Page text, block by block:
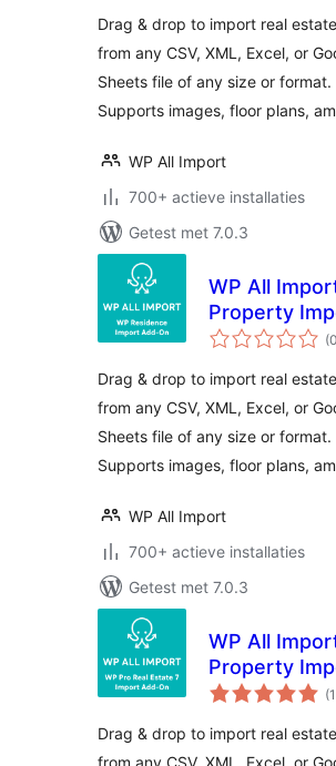
Drag & drop to import real
from any CSV, XML, Excel, or
Sheets file of any size or format.
Supports images, floor plans,
WP All Import
700+ actieve installaties
Getest met 7.0.3
WP All
Property
WP
(0
Drag & drop to import real
from any CSV, XML, Excel, or
Sheets file of any size or format.
Supports images, floor plans,
WP All Import
700+ actieve installaties
Getest met 7.0.3
WP All
Property
Pro Real
(1
Drag & drop to import real
from any CSV, XML, Excel, or